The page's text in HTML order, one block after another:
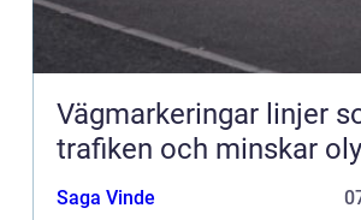
Vägmarkeringar linjer
trafiken och minskar
Saga Vinde